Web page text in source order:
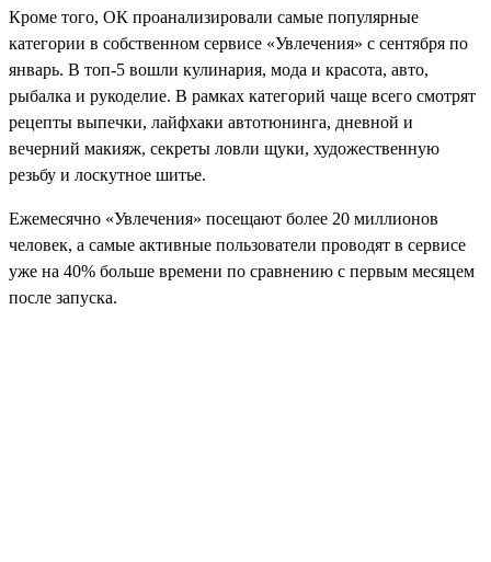
Кроме того, ОК проанализировали самые популярные
категории в собственном сервисе «Увлечения» с сентября по
январь. В топ-5 вошли кулинария, мода и красота, авто,
рыбалка и рукоделие. В рамках категорий чаще всего смотрят
рецепты выпечки, лайфхаки автотюнинга, дневной и
вечерний макияж, секреты ловли щуки, художественную
резьбу и лоскутное шитье.
Ежемесячно «Увлечения» посещают более 20 миллионов
человек, а самые активные пользователи проводят в сервисе
уже на 40% больше времени по сравнению с первым месяцем
после запуска.